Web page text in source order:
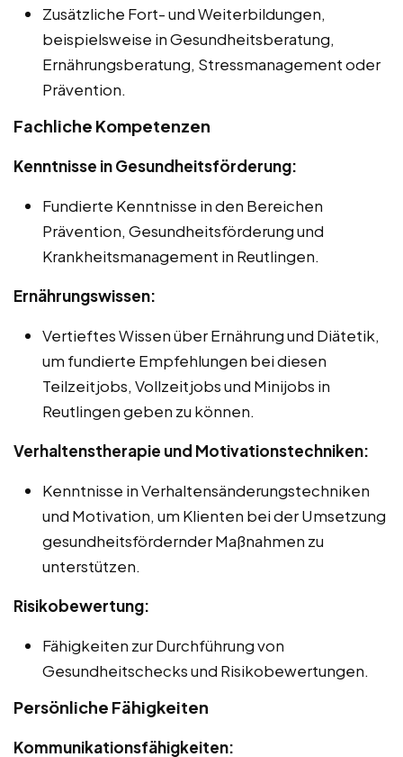
Zusätzliche Fort- und Weiterbildungen,
beispielsweise in Gesundheitsberatung,
Ernährungsberatung, Stressmanagement oder
Prävention.
Fachliche Kompetenzen
Kenntnisse in Gesundheitsförderung:
Fundierte Kenntnisse in den Bereichen
Prävention, Gesundheitsförderung und
Krankheitsmanagement in Reutlingen.
Ernährungswissen:
Vertieftes Wissen über Ernährung und Diätetik,
um fundierte Empfehlungen bei diesen
Teilzeitjobs, Vollzeitjobs und Minijobs in
Reutlingen geben zu können.
Verhaltenstherapie und Motivationstechniken:
Kenntnisse in Verhaltensänderungstechniken
und Motivation, um Klienten bei der Umsetzung
gesundheitsfördernder Maßnahmen zu
unterstützen.
Risikobewertung:
Fähigkeiten zur Durchführung von
Gesundheitschecks und Risikobewertungen.
Persönliche Fähigkeiten
Kommunikationsfähigkeiten: